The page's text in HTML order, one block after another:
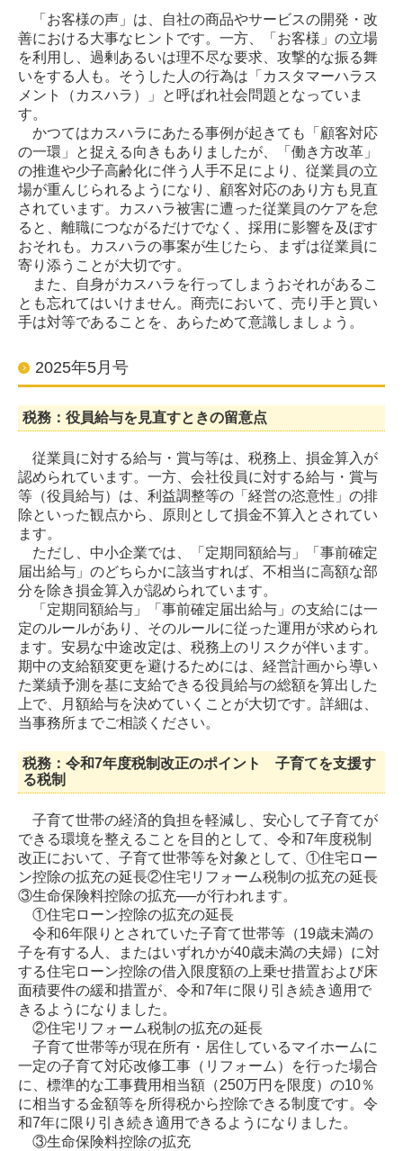
「お客様の声」は、自社の商品やサービスの開発・改
善における大事なヒントです。一方、「お客様」の立場
を利用し、過剰あるいは理不尽な要求、攻撃的な振る舞
いをする人も。そうした人の行為は「カスタマーハラス
メント（カスハラ）」と呼ばれ社会問題となっていま
す。
かつてはカスハラにあたる事例が起きても「顧客対応
の一環」と捉える向きもありましたが、「働き方改革」
の推進や少子高齢化に伴う人手不足により、従業員の立
場が重んじられるようになり、顧客対応のあり方も見直
されています。カスハラ被害に遭った従業員のケアを怠
ると、離職につながるだけでなく、採用に影響を及ぼす
おそれも。カスハラの事案が生じたら、まずは従業員に
寄り添うことが大切です。
また、自身がカスハラを行ってしまうおそれがあるこ
とも忘れてはいけません。商売において、売り手と買い
手は対等であることを、あらためて意識しましょう。
2025年5月号
税務：役員給与を見直すときの留意点
従業員に対する給与・賞与等は、税務上、損金算入が
認められています。一方、会社役員に対する給与・賞与
等（役員給与）は、利益調整等の「経営の恣意性」の排
除といった観点から、原則として損金不算入とされてい
ます。
ただし、中小企業では、「定期同額給与」「事前確定
届出給与」のどちらかに該当すれば、不相当に高額な部
分を除き損金算入が認められています。
「定期同額給与」「事前確定届出給与」の支給には一
定のルールがあり、そのルールに従った運用が求められ
ます。安易な中途改定は、税務上のリスクが伴います。
期中の支給額変更を避けるためには、経営計画から導い
た業績予測を基に支給できる役員給与の総額を算出した
上で、月額給与を決めていくことが大切です。詳細は、
当事務所までご相談ください。
税務：令和7年度税制改正のポイント 子育てを支援す
る税制
子育て世帯の経済的負担を軽減し、安心して子育てが
できる環境を整えることを目的として、令和7年度税制
改正において、子育て世帯等を対象として、①住宅ロー
ン控除の拡充の延長②住宅リフォーム税制の拡充の延長
③生命保険料控除の拡充──が行われます。
①住宅ローン控除の拡充の延長
令和6年限りとされていた子育て世帯等（19歳未満の
子を有する人、またはいずれかが40歳未満の夫婦）に対
する住宅ローン控除の借入限度額の上乗せ措置および床
面積要件の緩和措置が、令和7年に限り引き続き適用で
きるようになりました。
②住宅リフォーム税制の拡充の延長
子育て世帯等が現在所有・居住しているマイホームに
一定の子育て対応改修工事（リフォーム）を行った場合
に、標準的な工事費用相当額（250万円を限度）の10％
に相当する金額等を所得税から控除できる制度です。令
和7年に限り引き続き適用できるようになりました。
③生命保険料控除の拡充